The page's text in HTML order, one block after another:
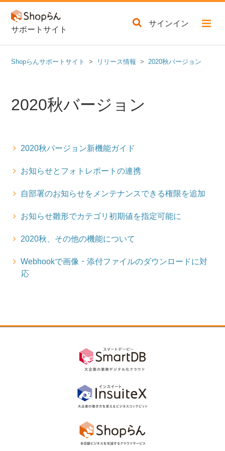
サポートサイト
サインイン
Shopらんサポートサイト リリース情報 2020秋バージョン
2020秋バージョン
2020秋バージョン新機能ガイド
お知らせとフォトレポートの連携
自部署のお知らせをメンテナンスできる権限を追加
お知らせ雛形でカテゴリ初期値を指定可能に
2020秋、その他の機能について
Webhookで画像・添付ファイルのダウンロードに対
応